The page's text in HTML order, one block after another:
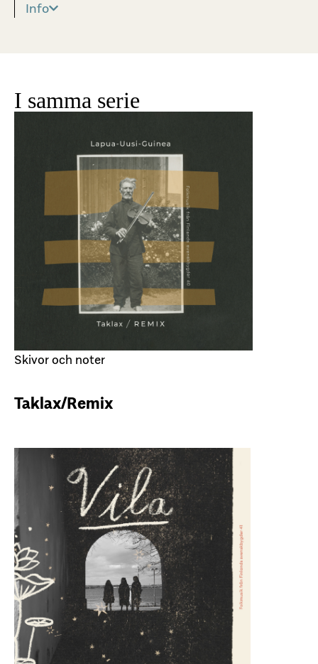
Info
I samma serie
Skivor och noter
Taklax/Remix